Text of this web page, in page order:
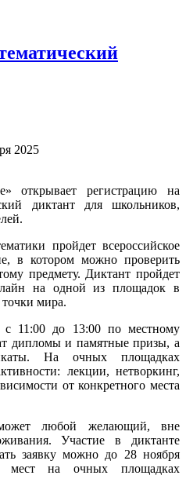
2025
открывает регистрацию на
диктант для школьников,
пройдет всероссийское
в котором можно проверить
предмету. Диктант пройдет
на одной из площадок в
мира.
с 11:00 до 13:00 по местному
дипломы и памятные призы, а
На очных площадках
лекции, нетворкинг,
от конкретного места
любой желающий, вне
Участие в диктанте
заявку можно до 28 ноября
мест на очных площадках